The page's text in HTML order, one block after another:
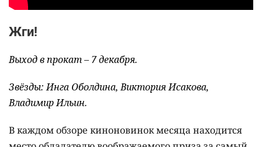
Жги!
Выход в прокат – 7 декабря.
Звёзды: Инга Оболдина, Виктория Исакова,
Владимир Ильин.
В каждом обзоре киноновинок месяца находится